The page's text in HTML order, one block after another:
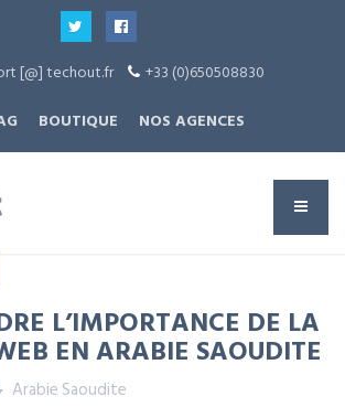
[@] techout.fr
+33 (0)650508830
BOUTIQUE NOS AGENCES
L’IMPORTANCE DE LA
EN ARABIE SAOUDITE
Arabie Saoudite